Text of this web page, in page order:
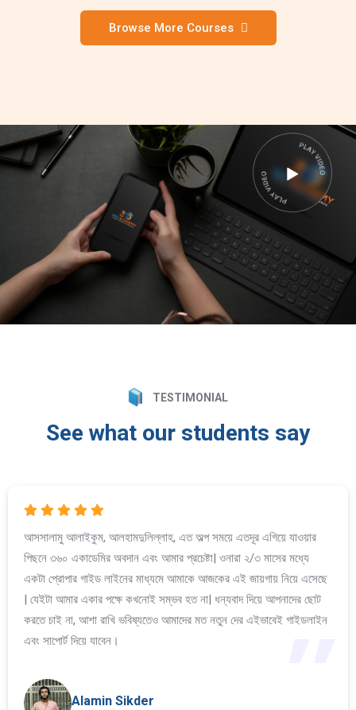
Browse More Courses
TESTIMONIAL
See what our students say
আসসালামু আলাইকুম, আলহামদুলিল্লাহ, এত অল্প সময়ে এতদূর এগিয়ে যাওয়ার
পিছনে ৩৬০ একাডেমির অবদান এবং আমার প্রচেষ্টা| ওনারা ২/৩ মাসের মধ্যে
একটা প্রোপার গাইড লাইনের মাধ্যমে আমাকে আজকের এই জায়গায় নিয়ে এসেছে
| যেইটা আমার একার পক্ষে কখনোই সম্ভব হত না| ধন্যবাদ দিয়ে আপনাদের ছোট
করতে চাই না, আশা রাখি ভবিষ্যতেও আমাদের মত নতুন দের এইভাবেই গাইডলাইন
এবং সাপোর্ট দিয়ে যাবেন।
Alamin Sikder